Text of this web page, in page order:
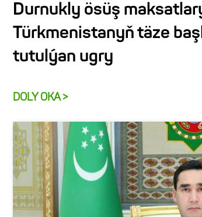
Durnukly ösüş
Türkmenistanyň täze
tutulýan ugry
DOLY OKA >